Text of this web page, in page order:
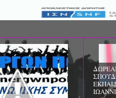
ΠΤΥΧΕΣ ΤΗΣ
ΚΟΙΝΩΝΙΚΗΣ
ΚΑΙ ΤΟ
ΨΥΧΙΚΗΣ